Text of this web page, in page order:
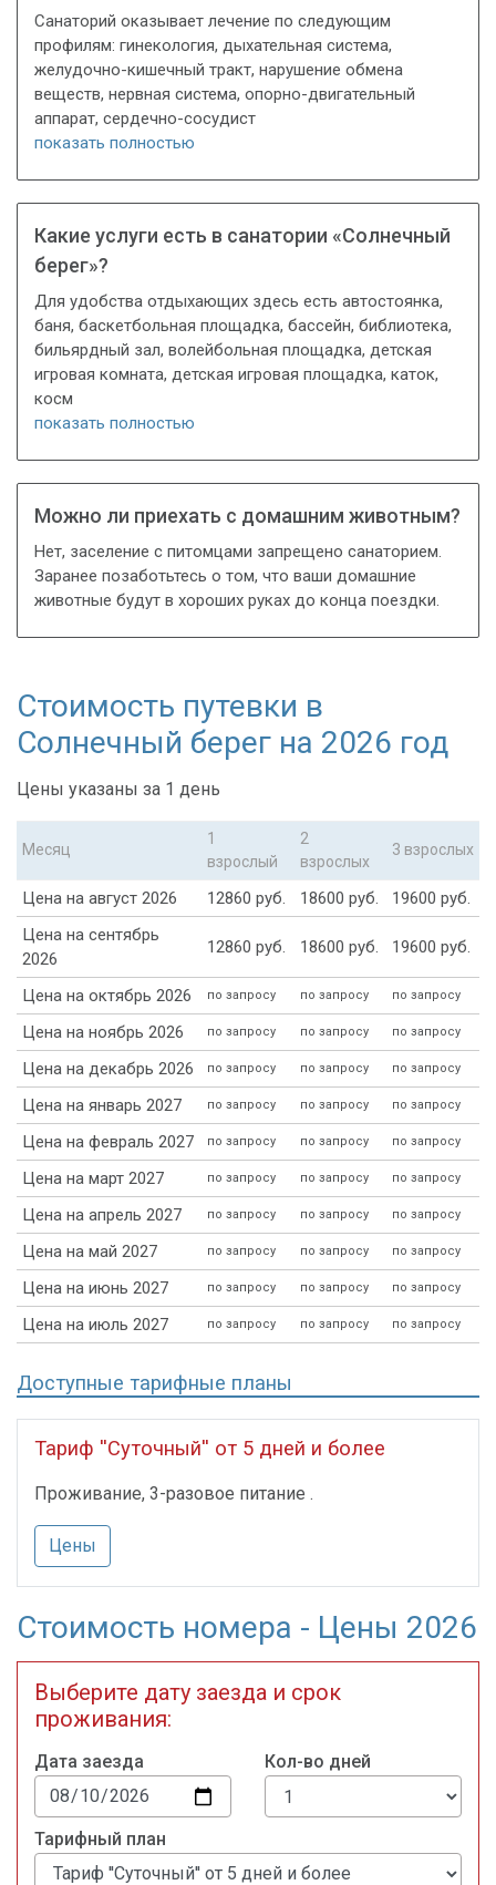
Санаторий оказывает лечение по следующим
профилям: гинекология, дыхательная система,
желудочно-кишечный тракт, нарушение обмена
веществ, нервная система, опорно-двигательный
аппарат, сердечно-сосудист
показать полностью
Какие услуги есть в санатории «Солнечный
берег»?
Для удобства отдыхающих здесь есть автостоянка,
баня, баскетбольная площадка, бассейн, библиотека,
бильярдный зал, волейбольная площадка, детская
игровая комната, детская игровая площадка, каток,
косм
показать полностью
Можно ли приехать с домашним животным?
Нет, заселение с питомцами запрещено санаторием.
Заранее позаботьтесь о том, что ваши домашние
животные будут в хороших руках до конца поездки.
Стоимость путевки в
Солнечный берег на 2026 год
Цены указаны за 1 день
Месяц
1
взрослый
2
взрослых
3 взрослых
Цена на август 2026 12860 руб. 18600 руб.
19600 руб.
Цена на сентябрь
2026
12860 руб. 18600 руб. 19600 руб.
Цена на октябрь 2026 по запросу по запросу по запросу
Цена на ноябрь 2026 по запросу по запросу по запросу
Цена на декабрь 2026 по запросу по запросу по запросу
Цена на январь 2027 по запросу по запросу по запросу
Цена на февраль 2027 по запросу по запросу по запросу
Цена на март 2027 по запросу по запросу по запросу
Цена на апрель 2027 по запросу по запросу по запросу
Цена на май 2027 по запросу по запросу по запросу
Цена на июнь 2027 по запросу по запросу по запросу
Цена на июль 2027 по запросу по запросу по запросу
Доступные тарифные планы
Тариф ''Суточный'' от 5 дней и более
Проживание, 3-разовое питание .
Цены
Стоимость номера - Цены 2026
Выберите дату заезда и срок
проживания:
Дата заезда Кол-во дней
Тарифный план